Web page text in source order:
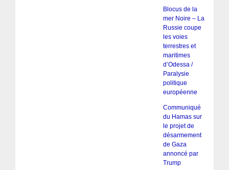
Blocus de la
mer Noire – La
Russie coupe
les voies
terrestres et
maritimes
d’Odessa /
Paralysie
politique
européenne
Communiqué
du Hamas sur
le projet de
désarmement
de Gaza
annoncé par
Trump